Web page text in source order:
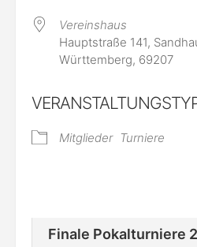
Vereinshaus
Hauptstraße 141,
Württemberg, 69207
Mitglieder Turniere
Finale Pokalturniere